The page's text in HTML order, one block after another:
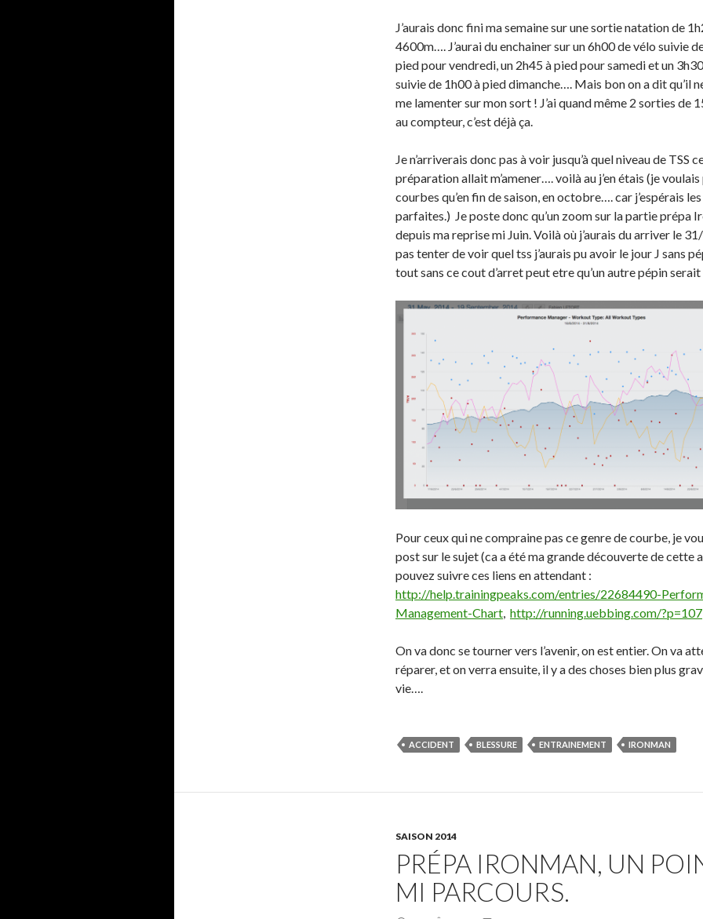
J’aurais donc fini ma semaine sur une sortie natation de
4600m…. J’aurai du enchainer sur un 6h00 de vélo suivie
pied pour vendredi, un 2h45 à pied pour samedi et un
suivie de 1h00 à pied dimanche…. Mais bon on a dit qu’il
me lamenter sur mon sort ! J’ai quand même 2 sorties de
au compteur, c’est déjà ça.
Je n’arriverais donc pas à voir jusqu’à quel niveau de TSS
préparation allait m’amener…. voilà au j’en étais (je
courbes qu’en fin de saison, en octobre…. car j’espérais
parfaites.) Je poste donc qu’un zoom sur la partie prépa
depuis ma reprise mi Juin. Voilà où j’aurais du arriver le
pas tenter de voir quel tss j’aurais pu avoir le jour J sans
tout sans ce cout d’arret peut etre qu’un autre pépin
Pour ceux qui ne compraine pas ce genre de courbe, je
post sur le sujet (ca a été ma grande découverte de cette
pouvez suivre ces liens en attendant :
http://help.trainingpeaks.com/entries/22684490-
Management-Chart, http://running.uebbing.com/?p=107
On va donc se tourner vers l’avenir, on est entier. On va
réparer, et on verra ensuite, il y a des choses bien plus
vie….
ACCIDENT BLESSURE ENTRAINEMENT IRONMAN
SAISON 2014
PRÉPA IRONMAN, UN
MI PARCOURS.